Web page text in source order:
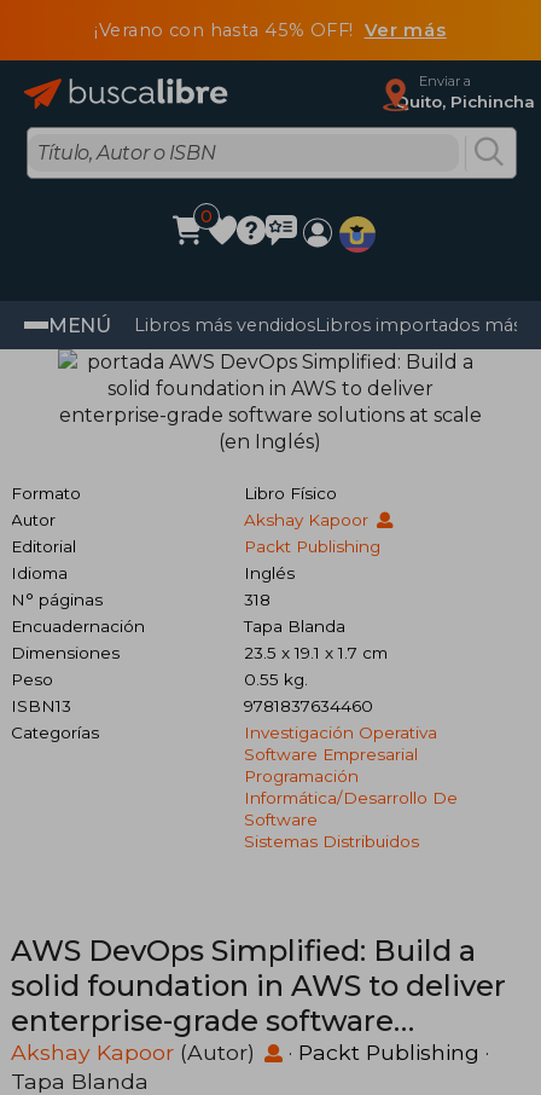
¡Verano con hasta 45% OFF! Ver más
Enviar a
Quito, Pichincha
0
MENÚ Libros más vendidosLibros importados más
Formato
Libro Físico
Autor
Akshay Kapoor
Editorial
Packt Publishing
Idioma
Inglés
N° páginas
318
Encuadernación
Tapa Blanda
Dimensiones
23.5 x 19.1 x 1.7 cm
Peso
0.55 kg.
ISBN13
9781837634460
Categorías
Investigación Operativa
Software Empresarial
Programación
Informática/desarrollo De
Software
Sistemas Distribuidos
AWS DevOps Simplified: Build a
solid foundation in AWS to deliver
enterprise-grade software
solutions at scale (en Inglés)
Akshay Kapoor (Autor) · Packt Publishing ·
Tapa Blanda